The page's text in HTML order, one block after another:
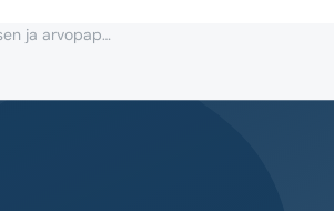
Hallitusohjelma osakesäästämisen ja arvopaperimarkkinoiden näkökulmasta